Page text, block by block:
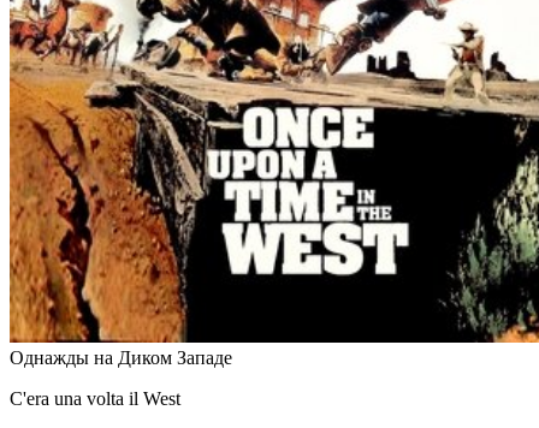
Однажды на Диком Западе
C'era una volta il West